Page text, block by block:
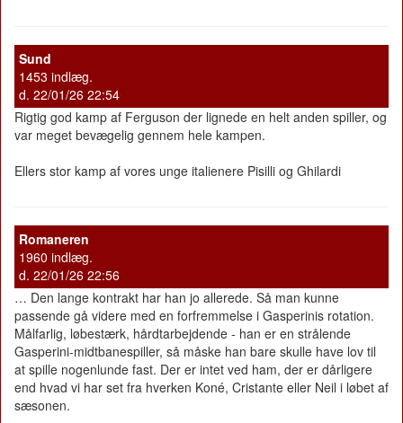
Sund
1453 indlæg.
d. 22/01/26 22:54
Rigtig god kamp af Ferguson der lignede en helt anden spiller, og
var meget bevægelig gennem hele kampen.
Ellers stor kamp af vores unge italienere Pisilli og Ghilardi
Romaneren
1960 indlæg.
d. 22/01/26 22:56
… Den lange kontrakt har han jo allerede. Så man kunne
passende gå videre med en forfremmelse i Gasperinis rotation.
Målfarlig, løbestærk, hårdtarbejdende - han er en strålende
Gasperini-midtbanespiller, så måske han bare skulle have lov til
at spille nogenlunde fast. Der er intet ved ham, der er dårligere
end hvad vi har set fra hverken Koné, Cristante eller Neil i løbet af
sæsonen.